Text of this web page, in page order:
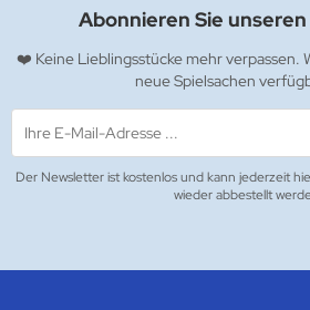
Abonnieren Sie
❤️ Keine Lieblingsstücke mehr verpassen.
neue Spielsachen
Der Newsletter ist kostenlos und kann jederzeit
wieder abbestellt